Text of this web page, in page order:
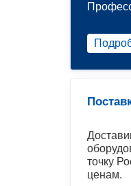
точку
ценам.